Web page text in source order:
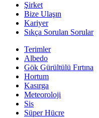
Şirket
Bize Ulaşın
Kariyer
Sıkça Sorulan Sorular
Terimler
Albedo
Gök Gürültülü Fırtına
Hortum
Kasırga
Meteoroloji
Sis
Süper Hücre